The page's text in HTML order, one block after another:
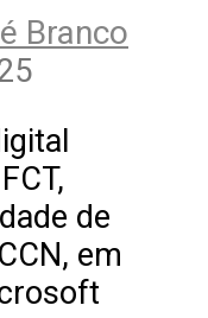
Branco
de
em